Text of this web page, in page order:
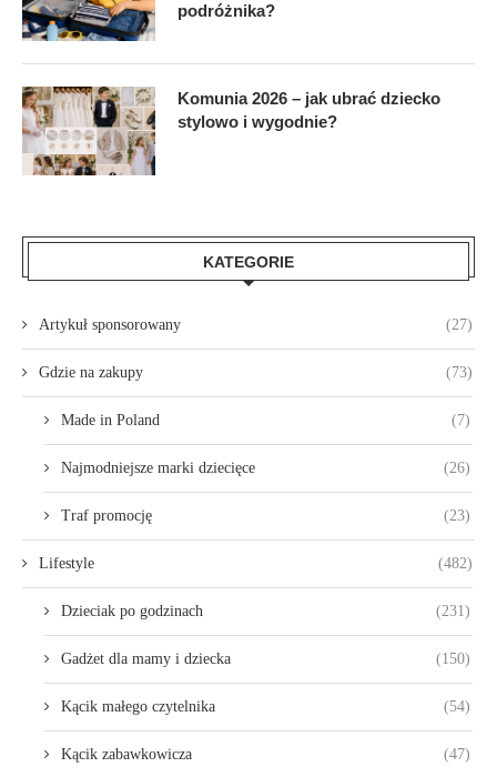
podróżnika?
Komunia 2026 – jak ubrać dziecko
stylowo i wygodnie?
KATEGORIE
Artykuł sponsorowany (27)
Gdzie na zakupy (73)
Made in Poland (7)
Najmodniejsze marki dziecięce (26)
Traf promocję (23)
Lifestyle (482)
Dzieciak po godzinach (231)
Gadżet dla mamy i dziecka (150)
Kącik małego czytelnika (54)
Kącik zabawkowicza (47)